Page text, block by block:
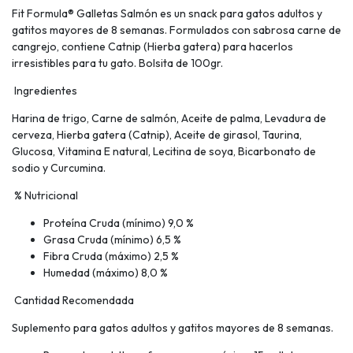
Fit Formula® Galletas Salmón es un snack para gatos adultos y
gatitos mayores de 8 semanas. Formulados con sabrosa carne de
cangrejo, contiene Catnip (Hierba gatera) para hacerlos
irresistibles para tu gato. Bolsita de 100gr.
Ingredientes
Harina de trigo, Carne de salmón, Aceite de palma, Levadura de
cerveza, Hierba gatera (Catnip), Aceite de girasol, Taurina,
Glucosa, Vitamina E natural, Lecitina de soya, Bicarbonato de
sodio y Curcumina.
% Nutricional
Proteína Cruda (mínimo) 9,0 %
Grasa Cruda (mínimo) 6,5 %
Fibra Cruda (máximo) 2,5 %
Humedad (máximo) 8,0 %
Cantidad Recomendada
Suplemento para gatos adultos y gatitos mayores de 8 semanas.